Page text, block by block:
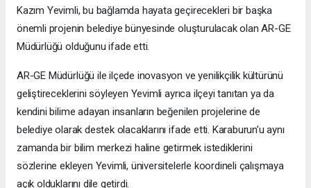
Kazım Yevimli, bu bağlamda hayata geçirecekleri bir başka
önemli projenin belediye bünyesinde oluşturulacak olan AR-GE
Müdürlüğü olduğunu ifade etti.
AR-GE Müdürlüğü ile ilçede inovasyon ve yenilikçilik kültürünü
geliştireceklerini söyleyen Yevimli ayrıca ilçeyi tanıtan ya da
kendini bilime adayan insanların beğenilen projelerine de
belediye olarak destek olacaklarını ifade etti. Karaburun’u aynı
zamanda bir bilim merkezi haline getirmek istediklerini
sözlerine ekleyen Yevimli, üniversitelerle koordineli çalışmaya
açık olduklarını dile getirdi.